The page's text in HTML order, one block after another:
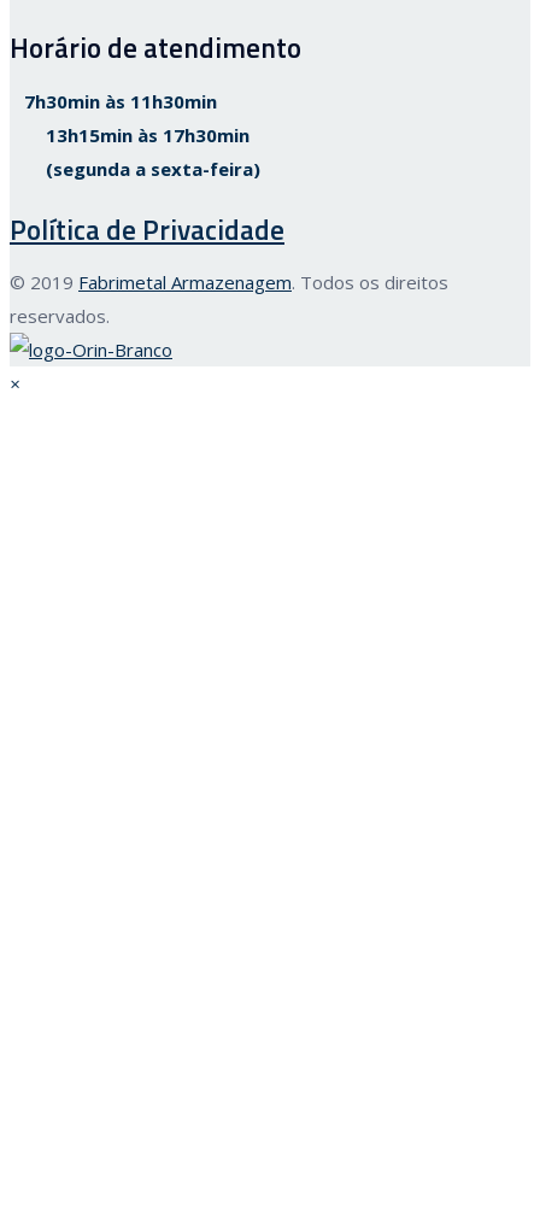
Horário de atendimento
7h30min às 11h30min
13h15min às 17h30min
(segunda a sexta-feira)
Política de Privacidade
© 2019 Fabrimetal Armazenagem. Todos os direitos
reservados.
×